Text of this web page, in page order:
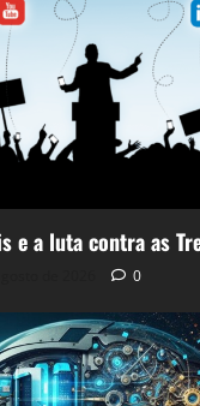
e a luta contra as
0